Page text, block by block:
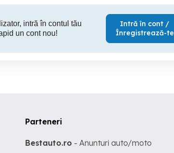
intră în contul tău
un cont nou!
Intră în cont /
Înregistrează-te
Parteneri
Bestauto.ro - Anunturi auto/moto